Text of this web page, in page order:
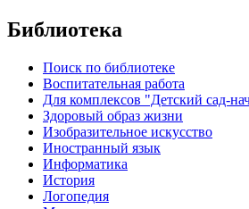
Библиотека
Поиск по библиотеке
Воспитательная работа
Для комплексов "Детский сад-
Здоровый образ жизни
Изобразительное искусство
Иностранный язык
Информатика
История
Логопедия